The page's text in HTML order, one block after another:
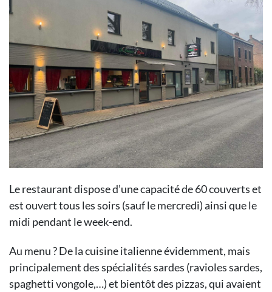
Le restaurant dispose d’une capacité de 60 couverts et
est ouvert tous les soirs (sauf le mercredi) ainsi que le
midi pendant le week-end.
Au menu ? De la cuisine italienne évidemment, mais
principalement des spécialités sardes (ravioles sardes,
spaghetti vongole,…) et bientôt des pizzas, qui avaient